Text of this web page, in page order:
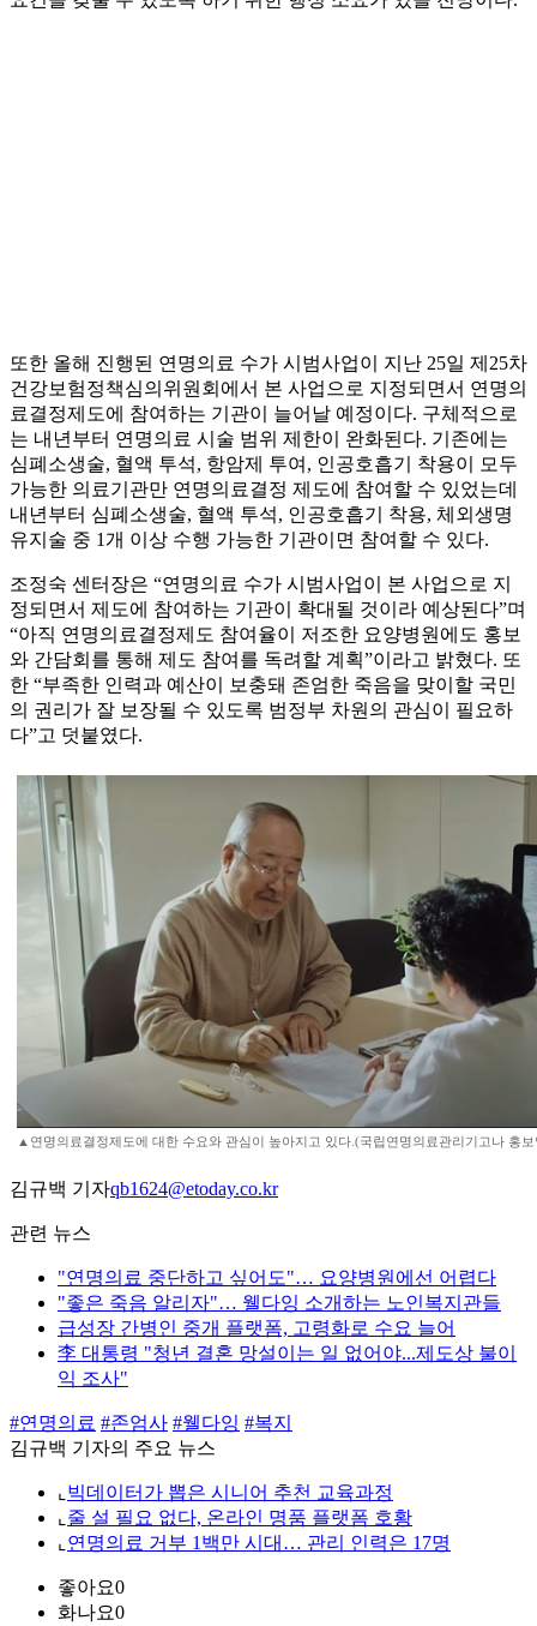
또한 올해 진행된 연명의료 수가 시범사업이 지난 25일 제25차
건강보험정책심의위원회에서 본 사업으로 지정되면서 연명의
료결정제도에 참여하는 기관이 늘어날 예정이다. 구체적으로
는 내년부터 연명의료 시술 범위 제한이 완화된다. 기존에는
심폐소생술, 혈액 투석, 항암제 투여, 인공호흡기 착용이 모두
가능한 의료기관만 연명의료결정 제도에 참여할 수 있었는데
내년부터 심폐소생술, 혈액 투석, 인공호흡기 착용, 체외생명
유지술 중 1개 이상 수행 가능한 기관이면 참여할 수 있다.
조정숙 센터장은 “연명의료 수가 시범사업이 본 사업으로 지
정되면서 제도에 참여하는 기관이 확대될 것이라 예상된다”며
“아직 연명의료결정제도 참여율이 저조한 요양병원에도 홍보
와 간담회를 통해 제도 참여를 독려할 계획”이라고 밝혔다. 또
한 “부족한 인력과 예산이 보충돼 존엄한 죽음을 맞이할 국민
의 권리가 잘 보장될 수 있도록 범정부 차원의 관심이 필요하
다”고 덧붙였다.
▲연명의료결정제도에 대한 수요와 관심이 높아지고 있다.(국립연명의료관리기고나 홍
김규백 기자qb1624@etoday.co.kr
관련 뉴스
"연명의료 중단하고 싶어도"… 요양병원에선 어렵다
"좋은 죽음 알리자"… 웰다잉 소개하는 노인복지관들
급성장 간병인 중개 플랫폼, 고령화로 수요 늘어
李 대통령 "청년 결혼 망설이는 일 없어야...제도상 불이
익 조사"
#연명의료 #존엄사 #웰다잉 #복지
김규백 기자의 주요 뉴스
⌞ 빅데이터가 뽑은 시니어 추천 교육과정
⌞ 줄 설 필요 없다, 온라인 명품 플랫폼 호황
⌞ 연명의료 거부 1백만 시대… 관리 인력은 17명
좋아요0
화나요0